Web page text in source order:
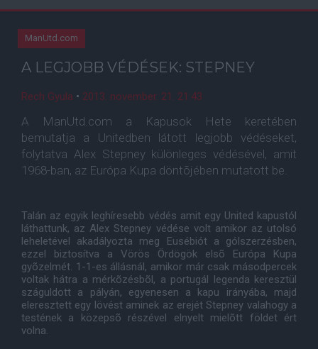
ManUtd.com
A LEGJOBB VÉDÉSEK: STEPNEY
Rech Gyula • 2013. november. 21. 21:43
A ManUtd.com a Kapusok Hete keretében
bemutatja a Unitedben látott legjobb védéseket,
folytatva Alex Stepney különleges védésével, amit
1968-ban, az Európa Kupa döntõjében mutatott be.
Talán az egyik leghíresebb védés amit egy United kapustól
láthattunk, az Alex Stepney védése volt amikor az utolsó
leheletével akadályozta meg Eusébiót a gólszerzésben,
ezzel biztosítva a Vörös Ördögök elsõ Európa Kupa
gyõzelmét. 1-1-es állásnál, amikor már csak másodpercek
voltak hátra a mérkõzésbõl, a portugál legenda keresztül
száguldott a pályán, egyenesen a kapu irányába, majd
eleresztett egy lövést aminek az erejét Stepney valahogy a
testének a közepsõ részével elnyelt mielõtt földet ért
volna.